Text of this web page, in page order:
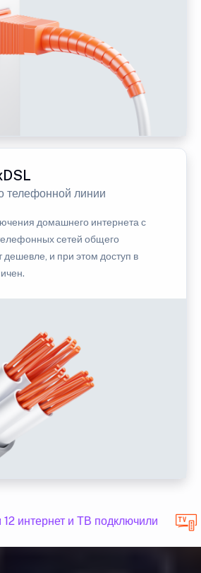
телефонной линии
домашнего интернета с
сетей общего
дешевле, и при этом доступ в
интернет и ТВ подключили